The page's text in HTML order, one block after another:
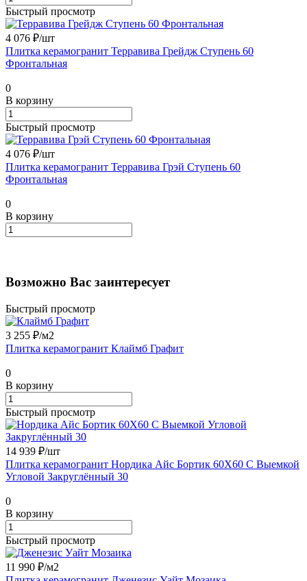
Быстрый просмотр
4 076 ₽/шт
Плитка керамогранит Терравива Грейдж Ступень 60
Фронтальная
0
В корзину
Быстрый просмотр
4 076 ₽/шт
Плитка керамогранит Терравива Грэй Ступень 60
Фронтальная
0
В корзину
Возможно Вас заинтересует
Быстрый просмотр
3 255 ₽/м2
Плитка керамогранит Клаймб Графит
0
В корзину
Быстрый просмотр
14 939 ₽/шт
Плитка керамогранит Нордика Айс Бортик 60X60 С Выемкой
Угловой Закруглённый 30
0
В корзину
Быстрый просмотр
11 990 ₽/м2